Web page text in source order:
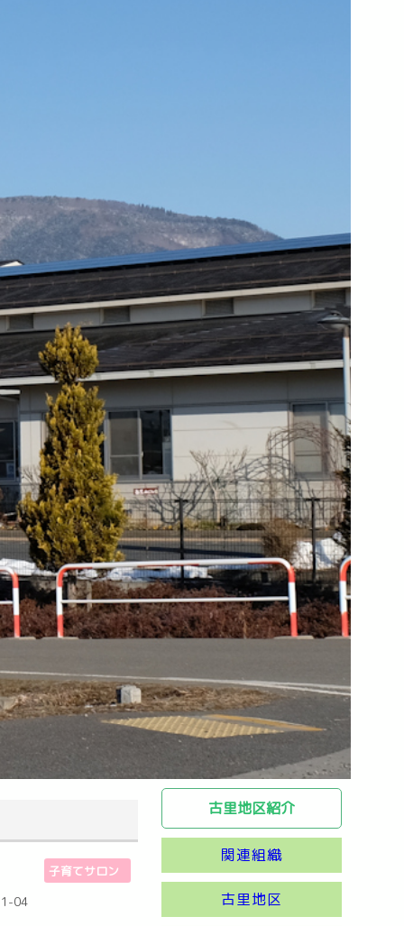
子育てサロン
04
古里地区紹介
関連組織
古里地区